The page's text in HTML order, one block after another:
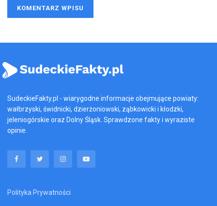
SudeckieFakty.pl - wiarygodne informacje obejmujące powiaty:
wałbrzyski, świdnicki, dzierżoniowski, ząbkowicki i kłodzki,
jeleniogórskie oraz Dolny Śląsk. Sprawdzone fakty i wyraziste
opinie.
Polityka Prywatności